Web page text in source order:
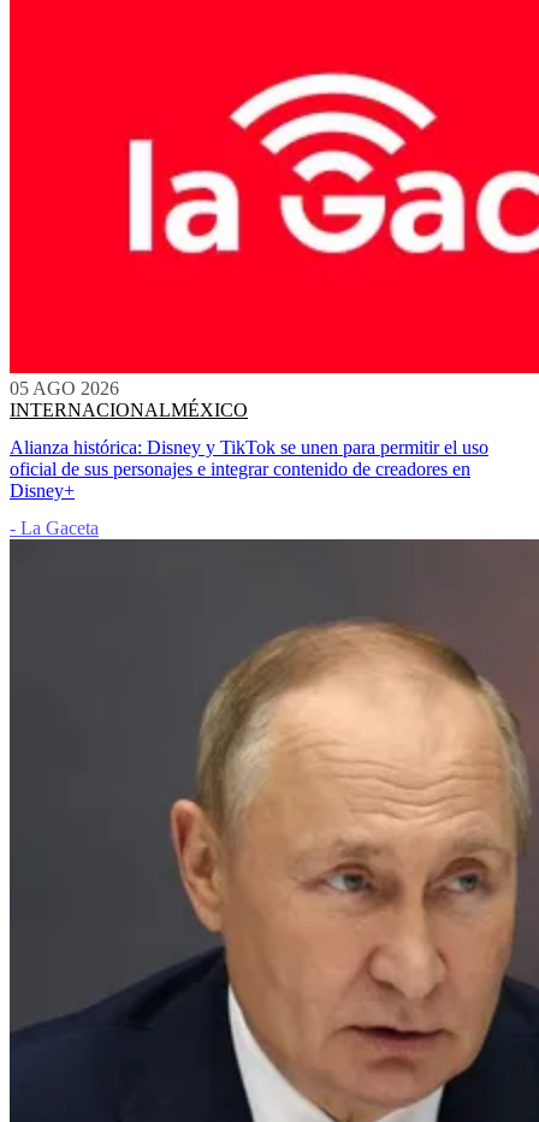
05 AGO 2026
INTERNACIONALMÉXICO
Alianza histórica: Disney y TikTok se unen para permitir el uso
oficial de sus personajes e integrar contenido de creadores en
Disney+
- La Gaceta